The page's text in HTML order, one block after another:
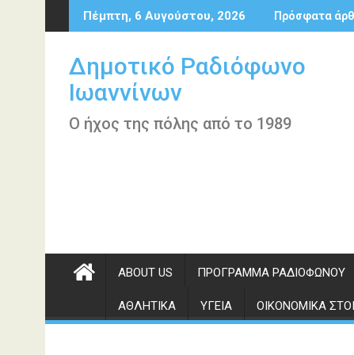
Περάστε
στο
Πέμπτη, 6 Αυγούστου, 2026 Πρόσφατα
Δημοτικό Ραδιόφωνο
Ιωαννίνων
Ο ήχος της πόλης από το 1989
ABOUT US ΠΡΌΓΡΑΜΜΑ ΡΑΔΙΟΦΏΝΟΥ
ΑΘΛΗΤΙΚΆ ΥΓΕΊΑ ΟΙΚΟΝΟΜΙΚΆ